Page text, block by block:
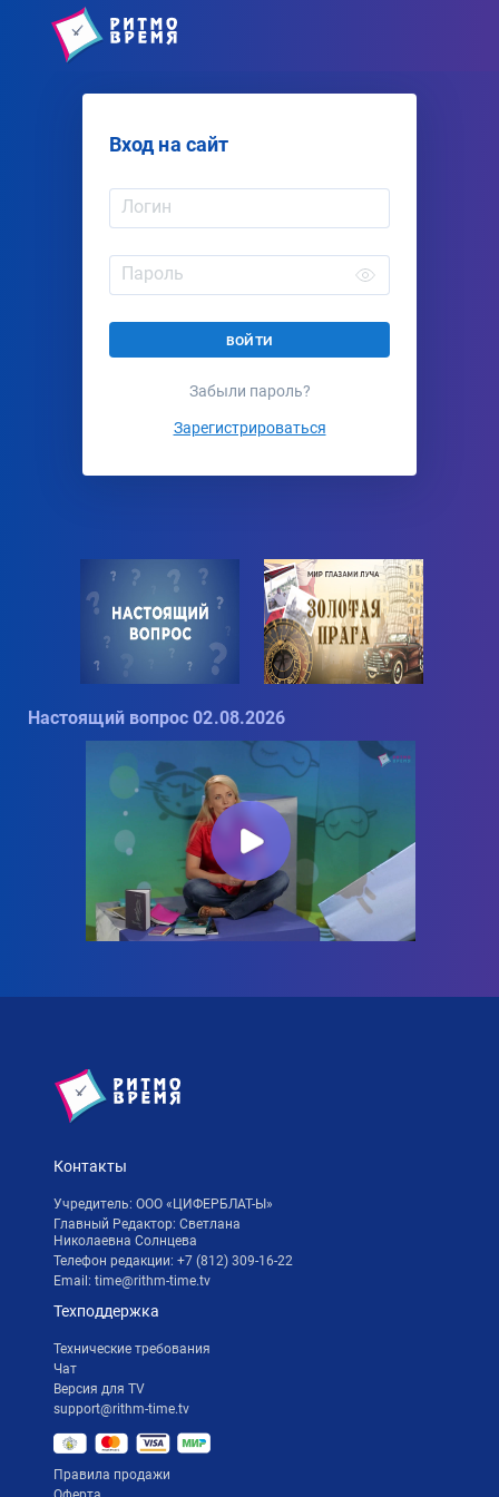
Вход на сайт
войти
Забыли пароль?
Зарегистрироваться
Настоящий вопрос 02.08.2026
Контакты
Учредитель: ООО «ЦИФЕРБЛАТ-Ы»
Главный Редактор: Светлана
Николаевна Солнцева
Телефон редакции: +7 (812) 309-16-22
Email: time@rithm-time.tv
Техподдержка
Технические требования
Чат
Версия для TV
support@rithm-time.tv
Правила продажи